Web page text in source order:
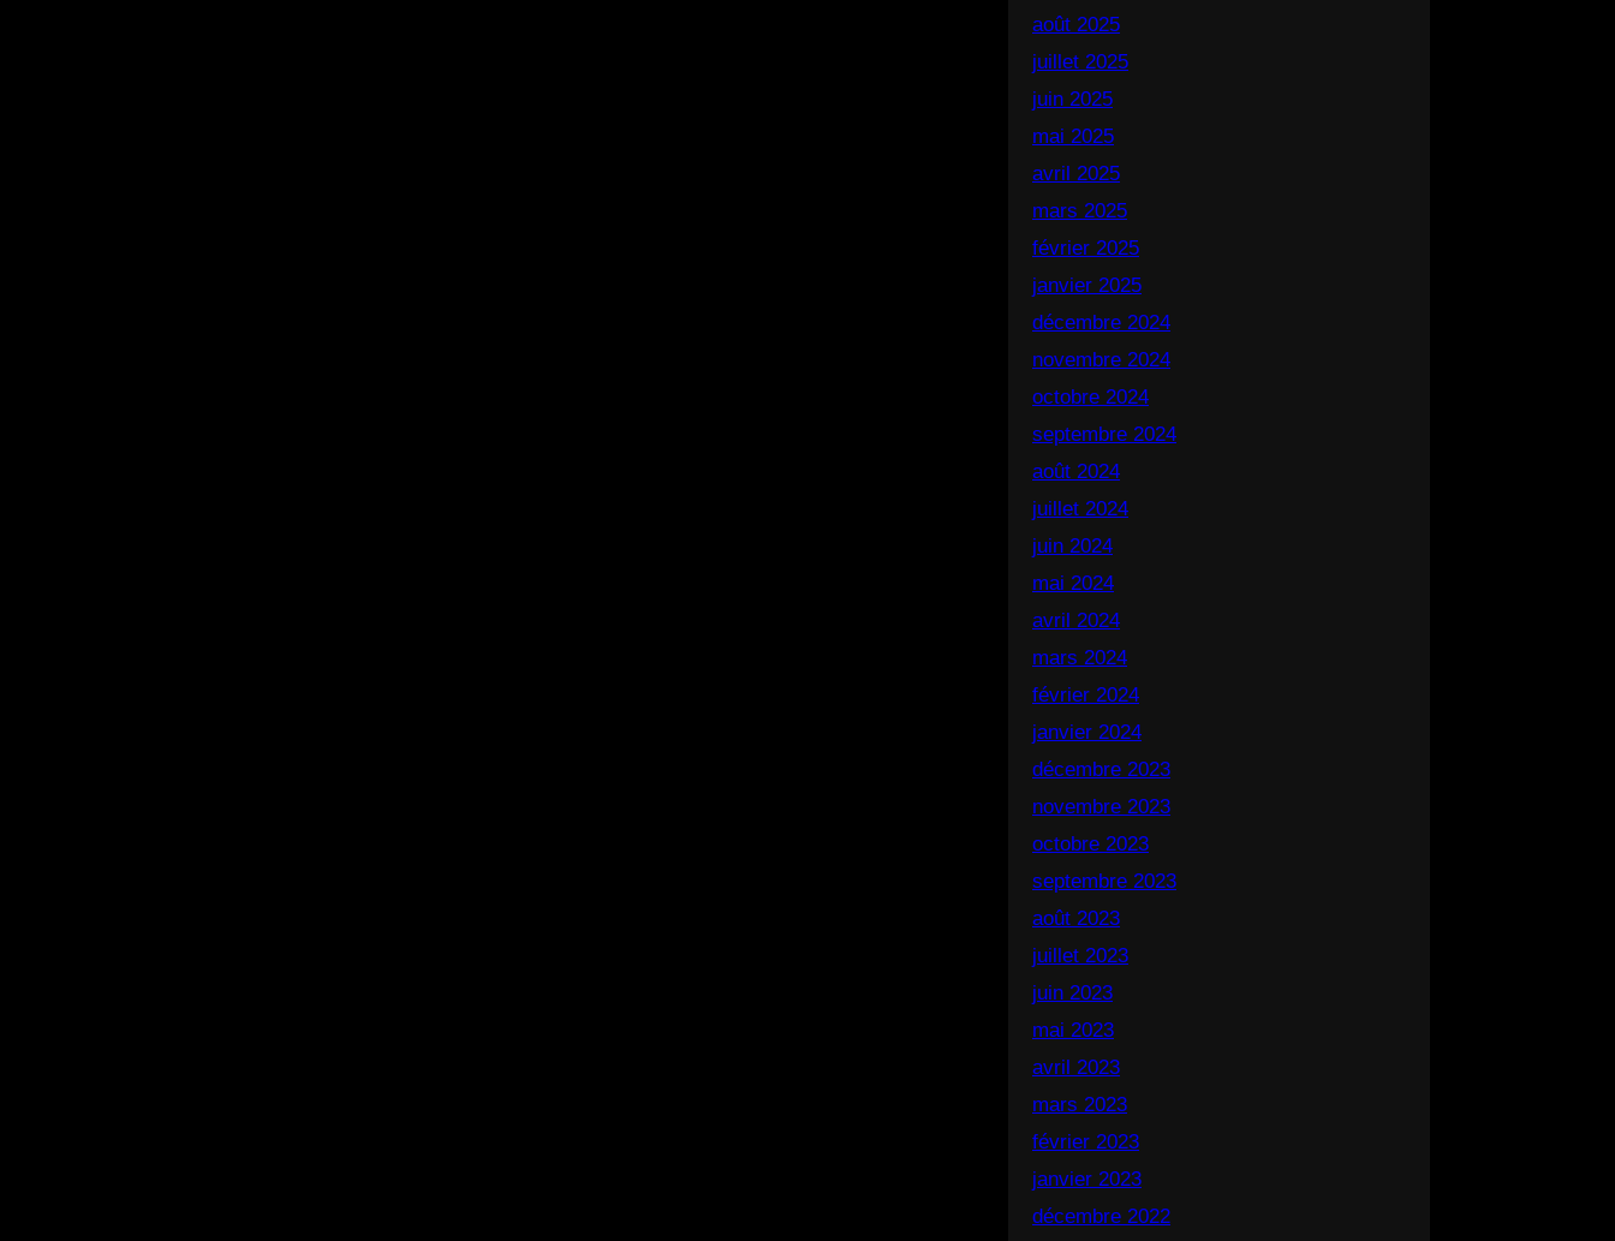
août 2025
juillet 2025
juin 2025
mai 2025
avril 2025
mars 2025
février 2025
janvier 2025
décembre 2024
novembre 2024
octobre 2024
septembre 2024
août 2024
juillet 2024
juin 2024
mai 2024
avril 2024
mars 2024
février 2024
janvier 2024
décembre 2023
novembre 2023
octobre 2023
septembre 2023
août 2023
juillet 2023
juin 2023
mai 2023
avril 2023
mars 2023
février 2023
janvier 2023
décembre 2022